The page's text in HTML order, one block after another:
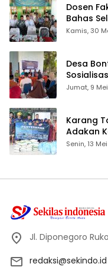
Dosen
Bahas
Ijtima
Kamis, 30
Desa
ID
Jumat, 9
Karang
Adakan
Dhuafa
Senin, 13
Jl. Diponegoro
redaksi@sekindo.id